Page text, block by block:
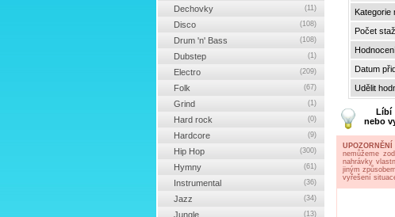
Kategorie
Počet
Datum
Udělit
nebo
nemůžeme
nahrávky
jiným
vyřešení
Dechovky (11)
Disco (108)
Drum 'n' Bass (108)
Dubstep (1)
Electro (209)
Folk (67)
Grind (1)
Hard rock (0)
Hardcore (9)
Hip Hop (300)
Hymny (61)
Instrumental (36)
Jazz (34)
Jungle (13)